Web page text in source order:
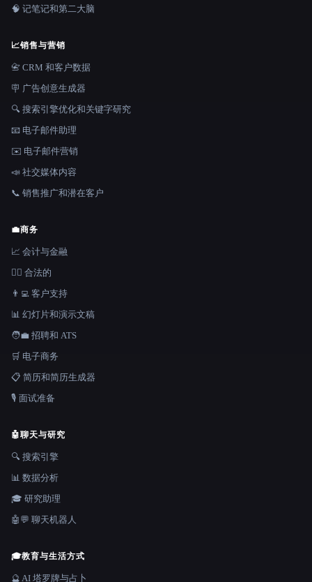
🧠 记笔记和第二大脑
📈销售与营销
📇 CRM 和客户数据
🪧 广告创意生成器
🔍 搜索引擎优化和关键字研究
📧 电子邮件助理
✉️ 电子邮件营销
📣 社交媒体内容
📞 销售推广和潜在客户
💼商务
📈 会计与金融
👩‍⚖️ 合法的
👨‍💻 客户支持
📊 幻灯片和演示文稿
🧑‍💼 招聘和 ATS
🛒 电子商务
📋 简历和简历生成器
🎙️ 面试准备
🤖聊天与研究
🔍 搜索引擎
📊 数据分析
🎓 研究助理
🤖💬 聊天机器人
🎓教育与生活方式
🔮 AI 塔罗牌与占卜